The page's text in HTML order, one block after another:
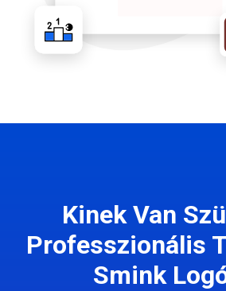
Kinek Van
Professzionális
Smink